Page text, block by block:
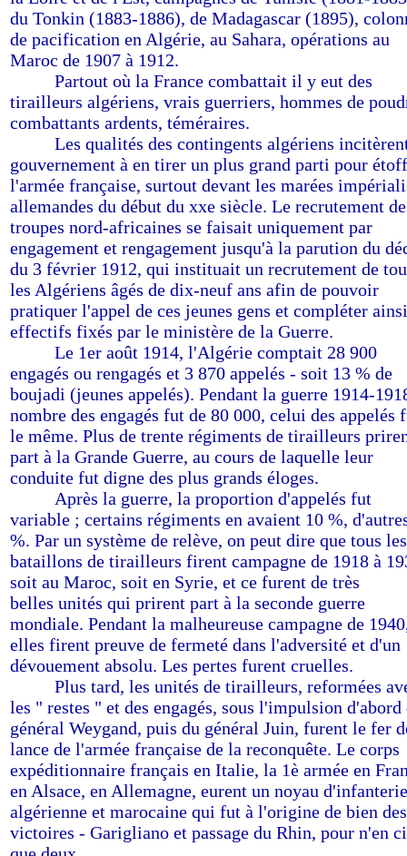
du Tonkin (1883-1886), de Madagascar (1895),
de pacification en Algérie, au Sahara, opérations au
Maroc de 1907 à 1912.
Partout où la France combattait il y eut des
tirailleurs algériens, vrais guerriers, hommes de
combattants ardents, téméraires.
Les qualités des contingents algériens
gouvernement à en tirer un plus grand parti pour
l'armée française, surtout devant les marées
allemandes du début du xxe siècle. Le recrutement
troupes nord-africaines se faisait uniquement par
engagement et rengagement jusqu'à la parution du
du 3 février 1912, qui instituait un recrutement de
les Algériens âgés de dix-neuf ans afin de pouvoir
pratiquer l'appel de ces jeunes gens et compléter
effectifs fixés par le ministère de la Guerre.
Le 1er août 1914, l'Algérie comptait 28 900
engagés ou rengagés et 3 870 appelés - soit 13 % de
boujadi (jeunes appelés). Pendant la guerre 1914-
nombre des engagés fut de 80 000, celui des appelés
le même. Plus de trente régiments de tirailleurs
part à la Grande Guerre, au cours de laquelle leur
conduite fut digne des plus grands éloges.
Après la guerre, la proportion d'appelés fut
variable ; certains régiments en avaient 10 %,
%. Par un système de relève, on peut dire que tous les
bataillons de tirailleurs firent campagne de 1918 à
soit au Maroc, soit en Syrie, et ce furent de très
belles unités qui prirent part à la seconde guerre
mondiale. Pendant la malheureuse campagne de
elles firent preuve de fermeté dans l'adversité et d'un
dévouement absolu. Les pertes furent cruelles.
Plus tard, les unités de tirailleurs, reformées
les " restes " et des engagés, sous l'impulsion d'abord
général Weygand, puis du général Juin, furent le fer
lance de l'armée française de la reconquête. Le corps
expéditionnaire français en Italie, la 1è armée en
en Alsace, en Allemagne, eurent un noyau d'infanterie
algérienne et marocaine qui fut à l'origine de bien des
victoires - Garigliano et passage du Rhin, pour n'en